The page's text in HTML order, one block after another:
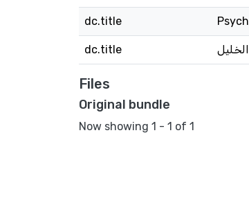
dc.title
dc.title
Files
Original bundle
Now showing 1 - 1 of 1